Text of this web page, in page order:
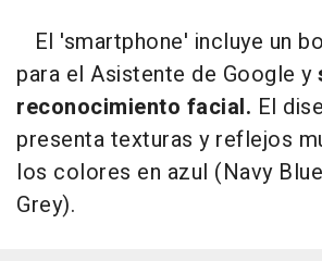
El 'smartphone' incluye un
para el Asistente de Google y
reconocimiento facial. El
presenta texturas y reflejos
los colores en azul (Navy
Grey).